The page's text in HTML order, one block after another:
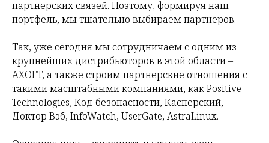
партнерских связей. Поэтому, формируя наш
портфель, мы тщательно выбираем партнеров.
Так, уже сегодня мы сотрудничаем с одним из
крупнейших дистрибьюторов в этой области –
AXOFT, а также строим партнерские отношения с
такими масштабными компаниями, как Positive
Technologies, Код безопасности, Касперский,
Доктор Вэб, InfoWatch, UserGate, AstraLinux.